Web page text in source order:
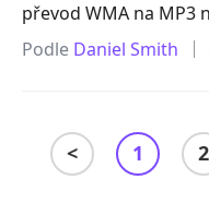
převod WMA na MP3
Podle Daniel Smith
< 1 2